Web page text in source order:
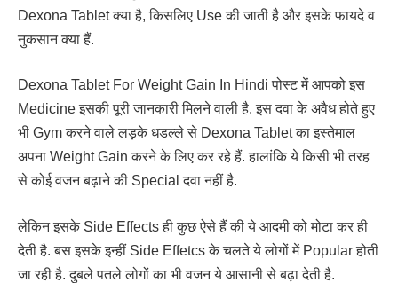
Dexona Tablet क्या है, किसलिए Use की जाती है और इसके फायदे व
नुकसान क्या हैं.
Dexona Tablet For Weight Gain In Hindi पोस्ट में आपको इस
Medicine इसकी पूरी जानकारी मिलने वाली है. इस दवा के अवैध होते हुए
भी Gym करने वाले लड़के धडल्ले से Dexona Tablet का इस्तेमाल
अपना Weight Gain करने के लिए कर रहे हैं. हालांकि ये किसी भी तरह
से कोई वजन बढ़ाने की Special दवा नहीं है.
लेकिन इसके Side Effects ही कुछ ऐसे हैं की ये आदमी को मोटा कर ही
देती है. बस इसके इन्हीं Side Effetcs के चलते ये लोगों में Popular होती
जा रही है. दुबले पतले लोगों का भी वजन ये आसानी से बढ़ा देती है.